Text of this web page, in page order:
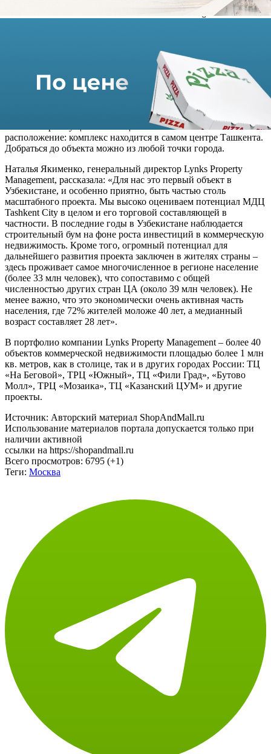
ТРЦ Central Mall (МФК Central Plaza), входящий в состав
международного делового центра Tashkent City, станет
магазинов международных и локальных брендов. В проекте
также предусмотрен кинотеатр, фуд-корт, супермаркеты,
Дизайн интерьеров комплекса был разработан компанией
AZE Design: четыре торговых уровня будет выполнены в
Важным преимуществом ТРЦ Central Mall станет и его
расположение: комплекс находится в самом центре Ташкента.
Добраться до объекта можно из любой точки города.
Наталья Якименко, генеральный директор Lynks Property
Management, рассказала: «Для нас это первый объект в
Узбекистане, и особенно приятно, быть частью столь
масштабного проекта. Мы высоко оцениваем потенциал МДЦ
Tashkent City в целом и его торговой составляющей в
частности. В последние годы в Узбекистане наблюдается
строительный бум на фоне роста инвестиций в коммерческую
недвижимость. Кроме того, огромный потенциал для
дальнейшего развития проекта заключен в жителях страны –
здесь проживает самое многочисленное в регионе население
(более 33 млн человек), что сопоставимо с общей
численностью других стран ЦА (около 39 млн человек). Не
менее важно, что это экономически очень активная часть
населения, где 72% жителей моложе 40 лет, а медианный
возраст составляет 28 лет».
В портфолио компании Lynks Property Management – более 40
объектов коммерческой недвижимости площадью более 1 млн
кв. метров, как в столице, так и в других городах России: ТЦ
«На Беговой», ТРЦ «Южный», ТЦ «Фили Град», «Бутово
Молл», ТРЦ «Мозаика», ТЦ «Казанский ЦУМ» и другие
проекты.
Источник: Авторский материал ShopAndMall.ru
Использование материалов портала допускается только при
наличии активной
ссылки на https://shopandmall.ru
Всего просмотров:
6795 (+1)
Москва